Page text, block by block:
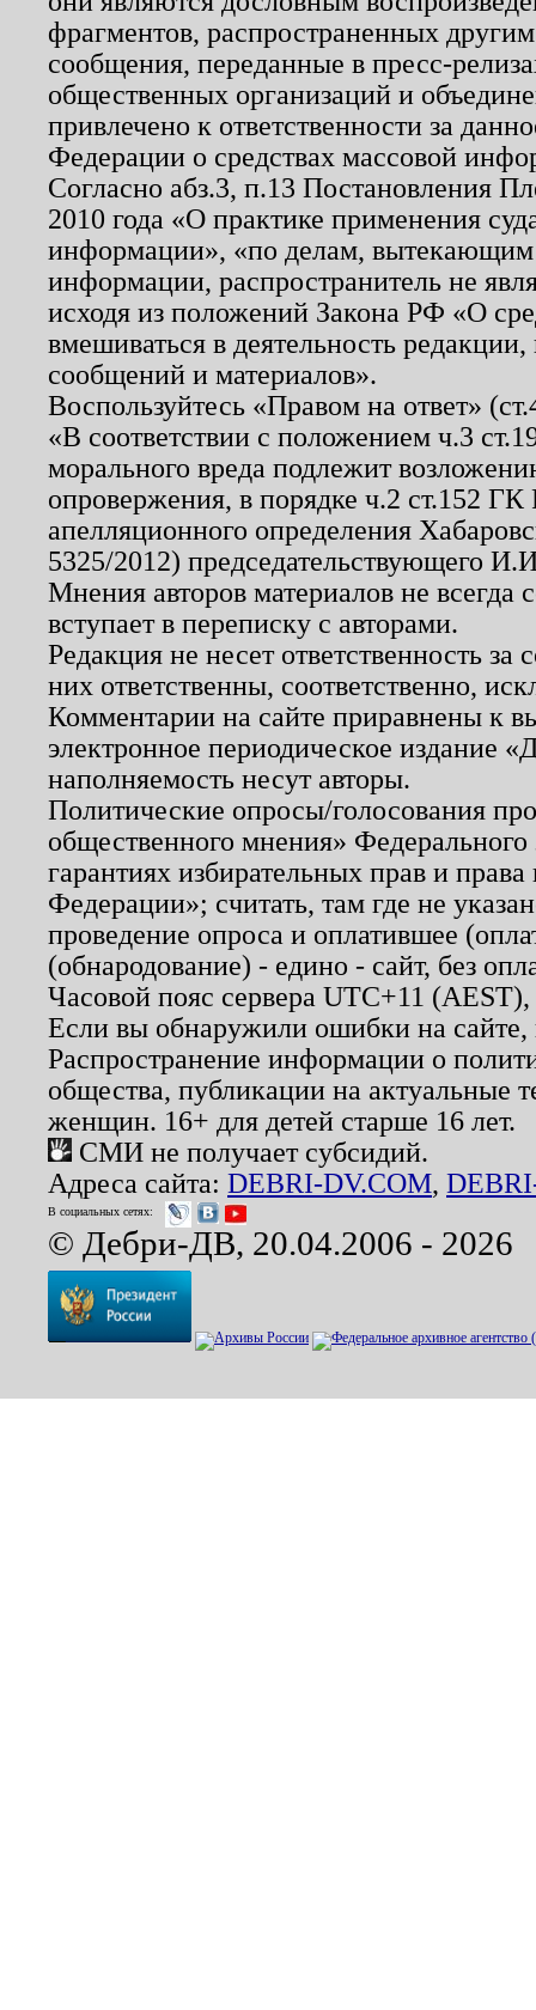
фрагментов, распространенных
сообщения, переданные в пресс-
общественных организаций и
привлечено к ответственности за
Федерации о средствах массовой
Согласно абз.3, п.13 Постановления
2010 года «О практике применения
информации», «по делам, вытекающим
информации, распространитель не
исходя из положений Закона РФ «О
вмешиваться в деятельность
сообщений и материалов».
Воспользуйтесь «Правом на ответ»
«В соответствии с положением ч.3
морального вреда подлежит
опровержения, в порядке ч.2 ст.152
апелляционного определения
5325/2012) председательствующего
Мнения авторов материалов не
вступает в переписку с авторами.
Редакция не несет ответственность
них ответственны, соответственно,
Комментарии на сайте приравнены к
электронное периодическое издание
наполняемость несут авторы.
Политические опросы/голосования
общественного мнения»
гарантиях избирательных прав и
Федерации»; считать, там где не
проведение опроса и оплатившее
(обнародование) - едино - сайт, без
Часовой пояс сервера UTC+11
Если вы обнаружили ошибки на
Распространение информации о
общества, публикации на актуальные
женщин. 16+ для детей старше 16 лет.
СМИ не получает субсидий.
Адреса сайта: DEBRI-DV.COM,
В социальных сетях:
© Дебри-ДВ, 20.04.2006 - 2026